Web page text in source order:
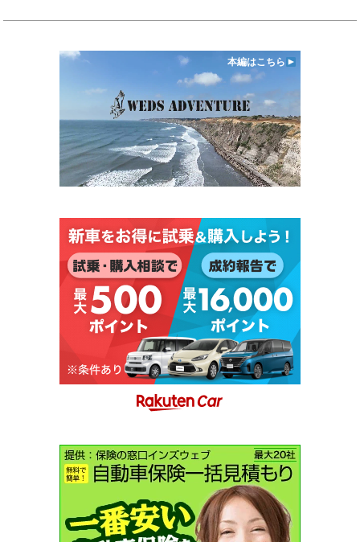
本編はこちら